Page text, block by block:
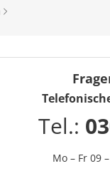
Tel.:
Mo – Fr 09